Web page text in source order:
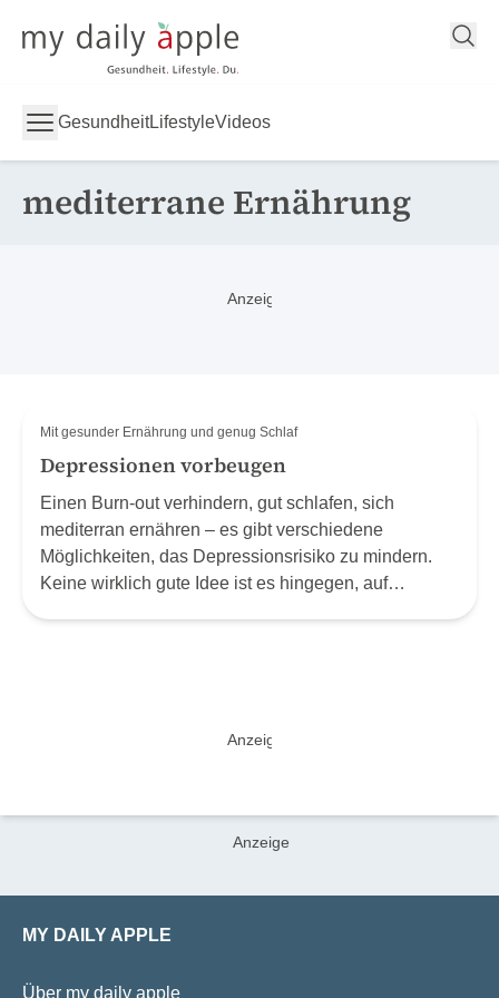
My Daily Apple
GesundheitLifestyleVideos
mediterrane Ernährung
Mit gesunder Ernährung und genug Schlaf
Depressionen vorbeugen
Einen Burn-out verhindern, gut schlafen, sich
mediterran ernähren – es gibt verschiedene
Möglichkeiten, das Depressionsrisiko zu mindern.
Keine wirklich gute Idee ist es hingegen, auf
MY DAILY APPLE
Über my daily apple